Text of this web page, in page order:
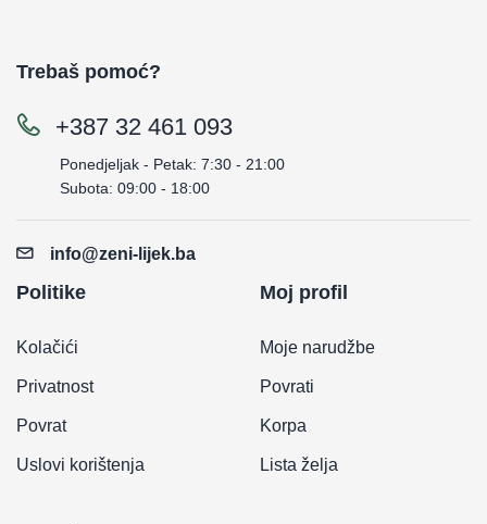
Trebaš pomoć?
+387 32 461 093
Ponedjeljak - Petak: 7:30 - 21:00
Subota: 09:00 - 18:00
info@zeni-lijek.ba
Politike
Kolačići
Privatnost
Povrat
Uslovi korištenja
Moj profil
Moje narudžbe
Povrati
Korpa
Lista želja